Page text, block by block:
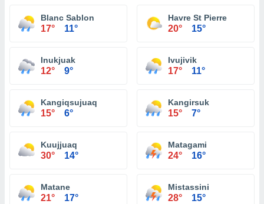
Blanc Sablon
17° 11°
Havre St Pierre
20° 15°
Inukjuak
12° 9°
Ivujivik
17° 11°
Kangiqsujuaq
15° 6°
Kangirsuk
15° 7°
Kuujjuaq
30° 14°
Matagami
24° 16°
Matane
21° 17°
Mistassini
28° 15°